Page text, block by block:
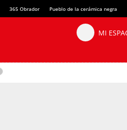
365 Obrador Pueblo de la cerámica negra